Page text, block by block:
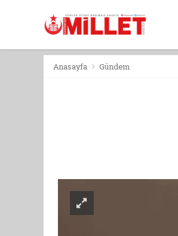
Anasayfa Gündem